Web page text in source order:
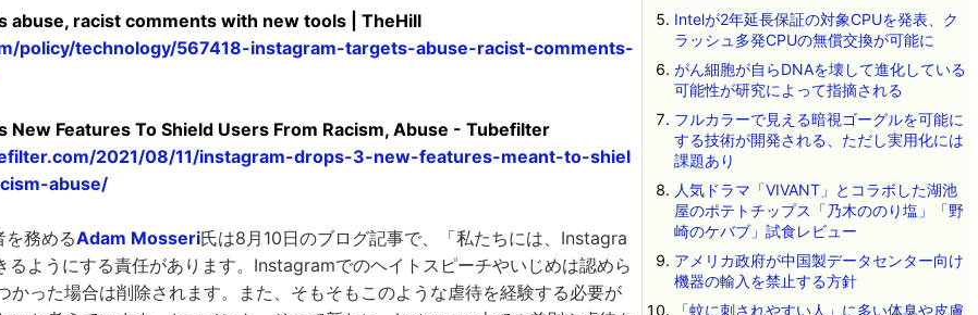
abuse, racist comments with new tools | TheHill
policy/technology/567418-instagram-targets-abuse-racist-comments-
New Features To Shield Users From Racism, Abuse - Tubefilter
2021/08/11/instagram-drops-3-new-features-meant-to-shiel
abuse/
務めるAdam Mosseri氏は8月10日のブログ記事で、「私たちには、Instagra
るようにする責任があります。Instagramでのヘイトスピーチやいじめは認めら
かった場合は削除されます。また、そもそもこのような虐待を経験する必要が
Intelが2年延長保証の対象CPUを発表、ク
ラッシュ多発CPUの無償交換が可能に
がん細胞が自らDNAを壊して進化している
可能性が研究によって指摘される
フルカラーで見える暗視ゴーグルを可能に
する技術が開発される、ただし実用化には
課題あり
人気ドラマ「VIVANT」とコラボした湖池
屋のポテトチップス「乃木ののり塩」「野
崎のケバブ」試食レビュー
アメリカ政府が中国製データセンター向け
機器の輸入を禁止する方針
「蚊に刺されやすい人」に多い体臭や皮膚